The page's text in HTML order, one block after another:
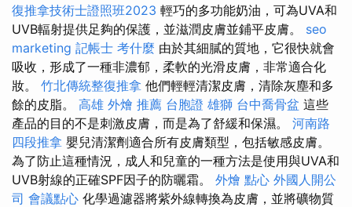
復推拿技術士證照班2023 輕巧的多功能奶油，可為UVA和
UVB輻射提供足夠的保護，並滋潤皮膚並鋪平皮膚。 seo
marketing 記帳士 考什麼 由於其細膩的質地，它很快就會
吸收，形成了一種非濃郁，柔軟的光滑皮膚，非常適合化
妝。 竹北傳統整復推拿 他們輕輕清潔皮膚，清除灰塵和多
餘的皮脂。 高雄 外燴 推薦 台胞證 雄獅 台中喬骨盆 這些
產品的目的不是刺激皮膚，而是為了舒緩和保濕。 河南路
四段推拿 嬰兒清潔劑適合所有皮膚類型，包括敏感皮膚。
為了防止這種情況，成人和兒童的一種方法是使用與UVA和
UVB射線的正確SPF因子的防曬霜。 外燴 點心 外國人開公
司 會議點心 化學過濾器將紫外線轉換為皮膚，並將礦物質